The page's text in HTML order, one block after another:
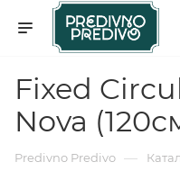
Fixed
Nova
Predivno Predivo —